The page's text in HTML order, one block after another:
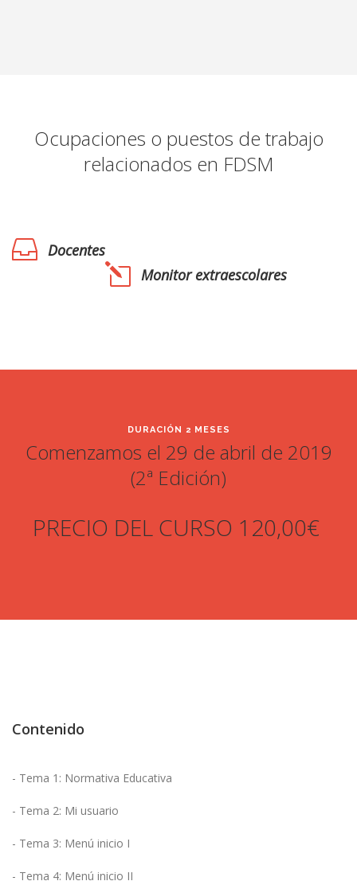
Ocupaciones o puestos de trabajo
relacionados en FDSM
Docentes
Monitor extraescolares
DURACIÓN 2 MESES
Comenzamos el 29 de abril de 2019
(2ª Edición)
PRECIO DEL CURSO 120,00€
Contenido
- Tema 1: Normativa Educativa
- Tema 2: Mi usuario
- Tema 3: Menú inicio I
- Tema 4: Menú inicio II